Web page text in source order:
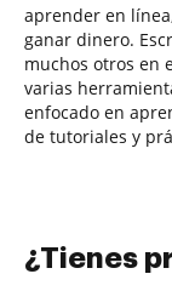
aprender en
ganar dinero.
muchos otros en
varias
enfocado en
de tutoriales y
¿Tienes